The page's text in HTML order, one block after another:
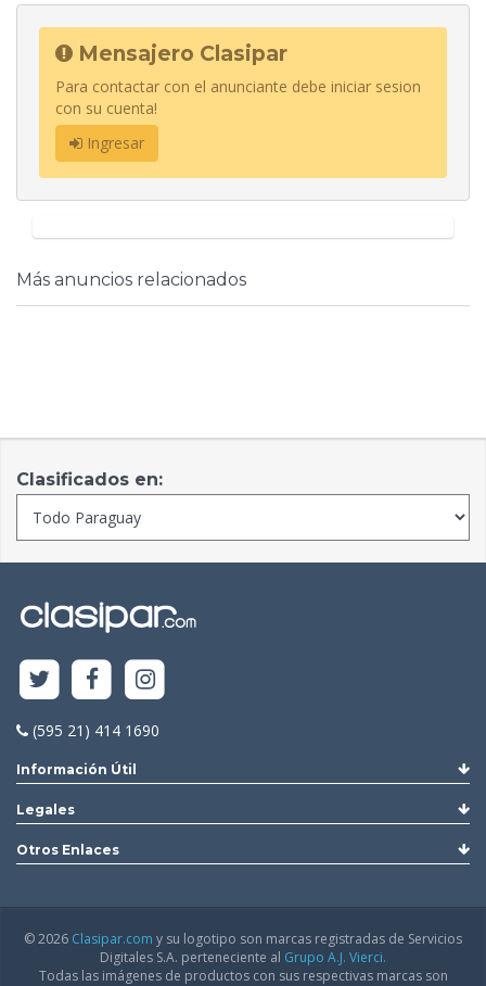
Mensajero Clasipar
Para contactar con el anunciante debe iniciar sesion
con su cuenta!
Ingresar
Más anuncios relacionados
Clasificados en:
(595 21) 414 1690
Información Útil
Legales
Otros Enlaces
© 2026 Clasipar.com y su logotipo son marcas registradas de Servicios
Digitales S.A. perteneciente al Grupo A.J. Vierci.
Todas las imágenes de productos con sus respectivas marcas son